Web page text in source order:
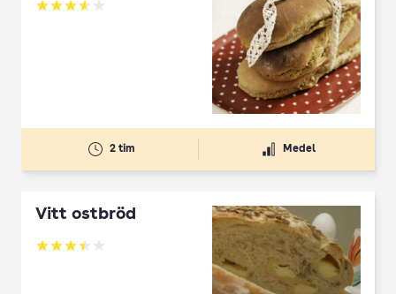
Betyg: 3.58 av 5
2 tim Medel
Vitt ostbröd
Betyg: 3.4 av 5